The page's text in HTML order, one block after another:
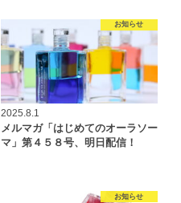
お知らせ
2025.8.1
メルマガ「はじめてのオーラソー
マ」第４５８号、明日配信！
お知らせ